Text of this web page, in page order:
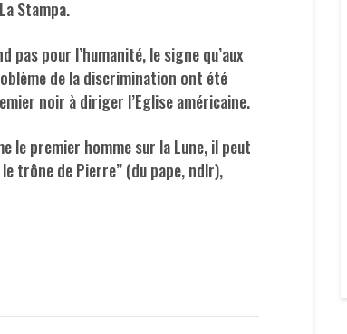
Stampa.
pas pour l’humanité, le signe qu’aux
de la discrimination ont été
noir à diriger l’Eglise américaine.
le premier homme sur la Lune, il peut
trône de Pierre” (du pape, ndlr),